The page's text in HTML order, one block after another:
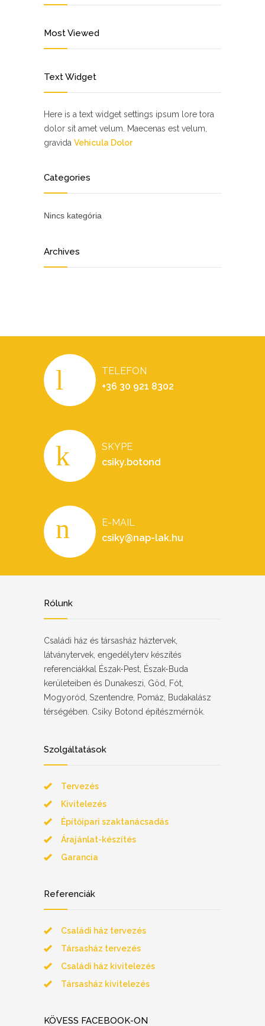
Most Viewed
Text Widget
Here is a text widget settings ipsum lore tora
dolor sit amet velum. Maecenas est velum,
gravida Vehicula Dolor
Categories
Nincs kategória
Archives
TELEFON
+36 30 921 8302
SKYPE
csiky.botond
E-MAIL
csiky@nap-lak.hu
Rólunk
Családi ház és társasház háztervek,
látványtervek, engedélyterv készítés
referenciákkal Észak-Pest, Észak-Buda
kerületeiben és Dunakeszi, Göd, Fót,
Mogyoród, Szentendre, Pomáz, Budakalász
térségében. Csiky Botond építészmérnök.
Szolgáltatások
Tervezés
Kivitelezés
Építőipari szaktanácsadás
Árajánlat-készítés
Garancia
Referenciák
Családi ház tervezés
Társasház tervezés
Családi ház kivitelezés
Társasház kivitelezés
KÖVESS FACEBOOK-ON